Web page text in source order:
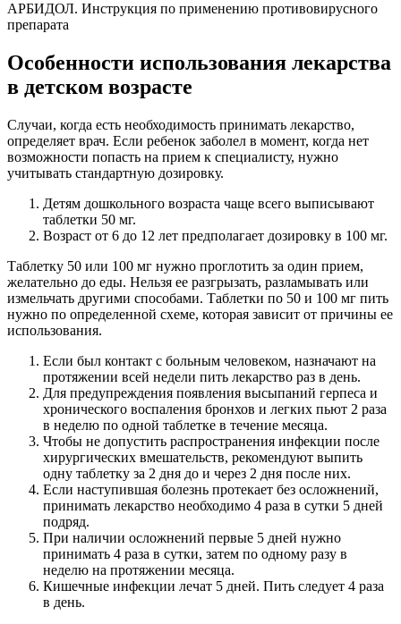
АРБИДОЛ. Инструкция по применению противовирусного
препарата
Особенности использования лекарства
в детском возрасте
Случаи, когда есть необходимость принимать лекарство,
определяет врач. Если ребенок заболел в момент, когда нет
возможности попасть на прием к специалисту, нужно
учитывать стандартную дозировку.
Детям дошкольного возраста чаще всего выписывают
таблетки 50 мг.
Возраст от 6 до 12 лет предполагает дозировку в 100 мг.
Таблетку 50 или 100 мг нужно проглотить за один прием,
желательно до еды. Нельзя ее разгрызать, разламывать или
измельчать другими способами. Таблетки по 50 и 100 мг пить
нужно по определенной схеме, которая зависит от причины ее
использования.
Если был контакт с больным человеком, назначают на
протяжении всей недели пить лекарство раз в день.
Для предупреждения появления высыпаний герпеса и
хронического воспаления бронхов и легких пьют 2 раза
в неделю по одной таблетке в течение месяца.
Чтобы не допустить распространения инфекции после
хирургических вмешательств, рекомендуют выпить
одну таблетку за 2 дня до и через 2 дня после них.
Если наступившая болезнь протекает без осложнений,
принимать лекарство необходимо 4 раза в сутки 5 дней
подряд.
При наличии осложнений первые 5 дней нужно
принимать 4 раза в сутки, затем по одному разу в
неделю на протяжении месяца.
Кишечные инфекции лечат 5 дней. Пить следует 4 раза
в день.